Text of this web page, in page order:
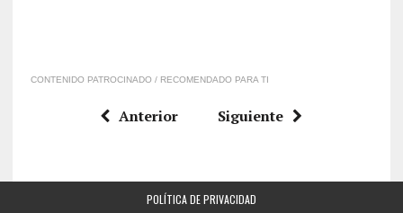
CONTENIDO PATROCINADO / RECOMENDADO PARA TI
Anterior Siguiente
POLÍTICA DE PRIVACIDAD